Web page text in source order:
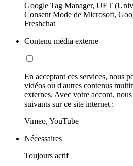
Google Tag Manager, UET
Consent Mode de Microsoft,
Freshchat
Contenu média externe
En acceptant ces services, nous
vidéos ou d'autres contenus
externes. Avec votre accord,
suivants sur ce site internet :
Vimeo, YouTube
Nécessaires
Toujours actif